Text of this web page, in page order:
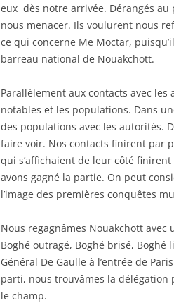
eux dès notre arrivée. Dérangés
nous menacer. Ils voulurent nous
ce qui concerne Me Moctar,
barreau national de Nouakchott.
Parallèlement aux contacts avec
notables et les populations. Dans
des populations avec les autorités.
faire voir. Nos contacts finirent par
qui s’affichaient de leur côté finirent
avons gagné la partie. On peut
l’image des premières conquêtes
Nous regagnâmes Nouakchott
Boghé outragé, Boghé brisé,
Général De Gaulle à l’entrée de
parti, nous trouvâmes la délégation
le champ.